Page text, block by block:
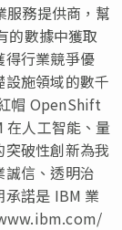
服務提供商，幫
的數據中獲取
得行業競爭優
施領域的數千
帽 OpenShift
人工智能、量
突破性創新為我
信、透明治
諾是 IBM 業